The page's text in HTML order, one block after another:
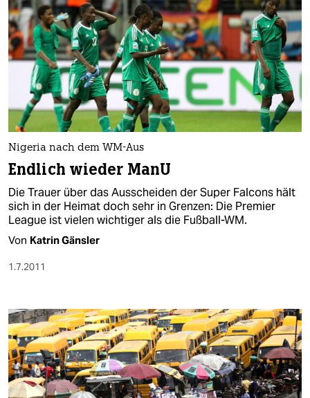
Nigeria nach dem WM-Aus
Endlich wieder ManU
Die Trauer über das Ausscheiden der Super Falcons hält
sich in der Heimat doch sehr in Grenzen: Die Premier
League ist vielen wichtiger als die Fußball-WM.
Von Katrin Gänsler
1.7.2011